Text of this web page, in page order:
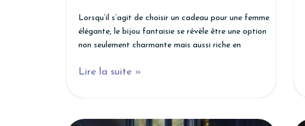
Lorsqu’il s’agit de choisir un cadeau pour une femme
élégante, le bijou fantaisie se révèle être une option
non seulement charmante mais aussi riche en
Lire la suite »